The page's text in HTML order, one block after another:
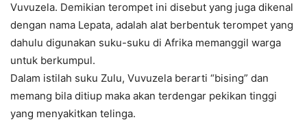
Vuvuzela. Demikian terompet ini disebut yang juga dikenal
dengan nama Lepata, adalah alat berbentuk terompet yang
dahulu digunakan suku-suku di Afrika memanggil warga
untuk berkumpul.
Dalam istilah suku Zulu, Vuvuzela berarti “bising” dan
memang bila ditiup maka akan terdengar pekikan tinggi
yang menyakitkan telinga.